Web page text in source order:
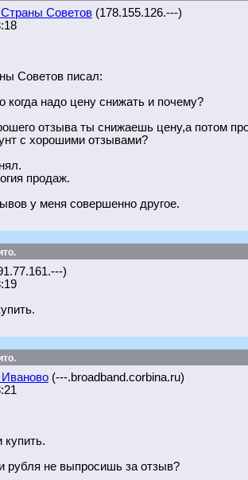
Советов (178.155.126.---)
Советов писал:
когда надо цену снижать и почему?
отзыва ты снижаешь цену,а потом
с хорошими отзывами?
продаж.
у меня совершенно другое.
)
(---.broadband.corbina.ru)
рубля не выпросишь за отзыв?